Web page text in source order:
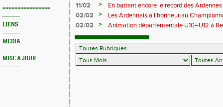
================
LIENS
MEDIA
MISE A JOUR
11/02
>
En battant encore le record des
Pihet ira aux championnats de France
02/02 >
Les Ardennais à l’honneur au
02/02
>
Animation départementale U10–U12 à